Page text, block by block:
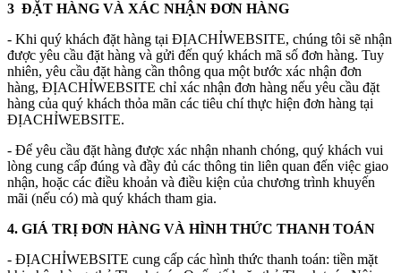
3 ĐẶT HÀNG VÀ XÁC NHẬN ĐƠN HÀNG
- Khi quý khách đặt hàng tại ĐỊACHỈWEBSITE, chúng tôi sẽ nhận
được yêu cầu đặt hàng và gửi đến quý khách mã số đơn hàng. Tuy
nhiên, yêu cầu đặt hàng cần thông qua một bước xác nhận đơn
hàng, ĐỊACHỈWEBSITE chỉ xác nhận đơn hàng nếu yêu cầu đặt
hàng của quý khách thỏa mãn các tiêu chí thực hiện đơn hàng tại
ĐỊACHỈWEBSITE.
- Để yêu cầu đặt hàng được xác nhận nhanh chóng, quý khách vui
lòng cung cấp đúng và đầy đủ các thông tin liên quan đến việc giao
nhận, hoặc các điều khoản và điều kiện của chương trình khuyến
mãi (nếu có) mà quý khách tham gia.
4. GIÁ TRỊ ĐƠN HÀNG VÀ HÌNH THỨC THANH TOÁN
- ĐỊACHỈWEBSITE cung cấp các hình thức thanh toán: tiền mặt